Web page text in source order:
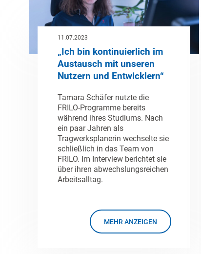
11.07.2023
„Ich bin kontinuierlich im
Austausch mit unseren
Nutzern und Entwicklern“
Tamara Schäfer nutzte die
FRILO-Programme bereits
während ihres Studiums. Nach
ein paar Jahren als
Tragwerksplanerin wechselte sie
schließlich in das Team von
FRILO. Im Interview berichtet sie
über ihren abwechslungsreichen
Arbeitsalltag.
MEHR ANZEIGEN